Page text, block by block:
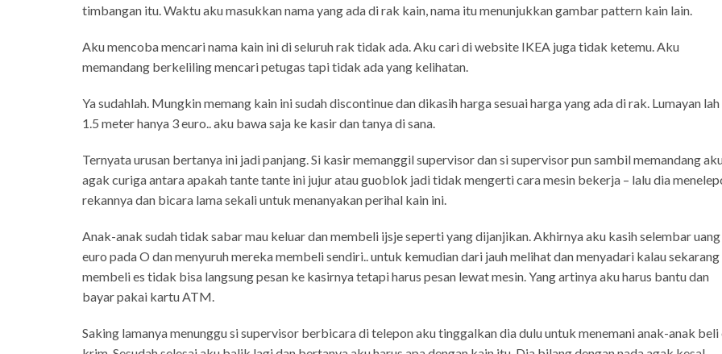
timbangan itu. Waktu aku masukkan nama yang ada di rak kain, nama itu menunjukkan gambar pattern kain lain.
Aku mencoba mencari nama kain ini di seluruh rak tidak ada. Aku cari di website IKEA juga tidak ketemu. Aku
memandang berkeliling mencari petugas tapi tidak ada yang kelihatan.
Ya sudahlah. Mungkin memang kain ini sudah discontinue dan dikasih harga sesuai harga yang ada di rak. Lumayan lah
1.5 meter hanya 3 euro.. aku bawa saja ke kasir dan tanya di sana.
Ternyata urusan bertanya ini jadi panjang. Si kasir memanggil supervisor dan si supervisor pun sambil memandang
agak curiga antara apakah tante tante ini jujur atau guoblok jadi tidak mengerti cara mesin bekerja – lalu dia
rekannya dan bicara lama sekali untuk menanyakan perihal kain ini.
Anak-anak sudah tidak sabar mau keluar dan membeli ijsje seperti yang dijanjikan. Akhirnya aku kasih selembar
euro pada O dan menyuruh mereka membeli sendiri.. untuk kemudian dari jauh melihat dan menyadari kalau sekarang
membeli es tidak bisa langsung pesan ke kasirnya tetapi harus pesan lewat mesin. Yang artinya aku harus bantu dan
bayar pakai kartu ATM.
Saking lamanya menunggu si supervisor berbicara di telepon aku tinggalkan dia dulu untuk menemani anak-anak beli